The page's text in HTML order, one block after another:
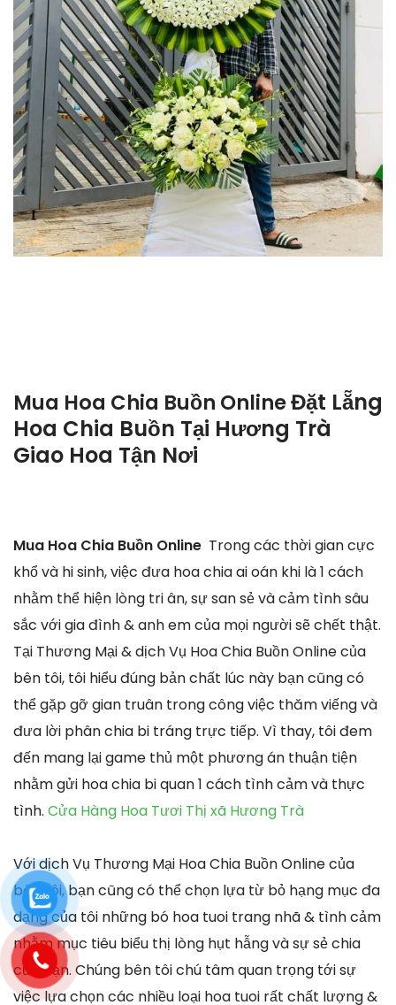
Mua Hoa Chia Buồn OnlineĐặt Lẵng
Hoa Chia Buồn Tại Hương Trà
Giao Hoa Tận Nơi
Mua Hoa Chia Buồn Online Trong các thời gian cực
khổ và hi sinh, việc đưa hoa chia ai oán khi là 1 cách
nhằm thể hiện lòng tri ân, sự san sẻ và cảm tình sâu
sắc với gia đình & anh em của mọi người sẽ chết thật.
Tại Thương Mại & dịch Vụ Hoa Chia Buồn Online của
bên tôi, tôi hiểu đúng bản chất lúc này bạn cũng có
thể gặp gỡ gian truân trong công việc thăm viếng và
đưa lời phân chia bi tráng trực tiếp. Vì thay, tôi đem
đến mang lại game thủ một phương án thuận tiện
nhằm gửi hoa chia bi quan 1 cách tình cảm và thực
tình. Cửa Hàng Hoa Tươi Thị xã Hương Trà
Với dịch Vụ Thương Mại Hoa Chia Buồn Online của
bên tôi, bạn cũng có thể chọn lựa từ bỏ hạng mục đa
dạng của tôi những bó hoa tuoi trang nhã & tình cảm
nhằm mục tiêu biểu thị lòng hụt hẫng và sự sẻ chia
của bạn. Chúng bên tôi chú tâm quan trọng tới sự
việc lựa chọn các nhiều loại hoa tuoi rất chất lượng &